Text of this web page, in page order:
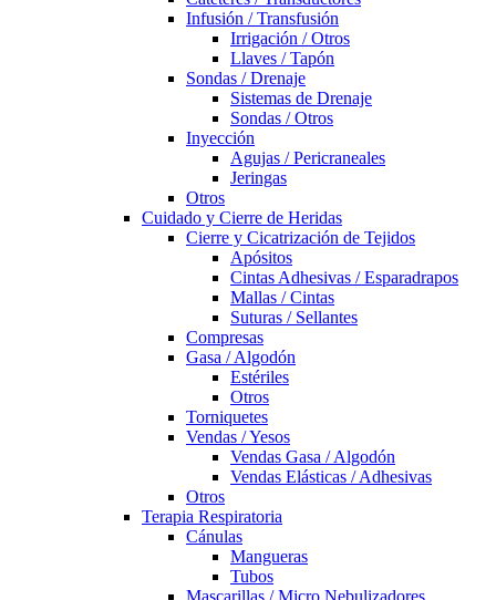
Infusión / Transfusión
Irrigación / Otros
Llaves / Tapón
Sondas / Drenaje
Sistemas de Drenaje
Sondas / Otros
Inyección
Agujas / Pericraneales
Jeringas
Otros
Cuidado y Cierre de Heridas
Cierre y Cicatrización de Tejidos
Apósitos
Cintas Adhesivas / Esparadrapos
Mallas / Cintas
Suturas / Sellantes
Compresas
Gasa / Algodón
Estériles
Otros
Torniquetes
Vendas / Yesos
Vendas Gasa / Algodón
Vendas Elásticas / Adhesivas
Otros
Terapia Respiratoria
Cánulas
Mangueras
Tubos
Mascarillas / Micro Nebulizadores